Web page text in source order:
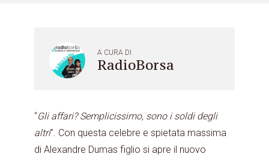
A CURA DI
RadioBorsa
“Gli affari? Semplicissimo, sono i soldi degli
altri”. Con questa celebre e spietata massima
di Alexandre Dumas figlio si apre il nuovo